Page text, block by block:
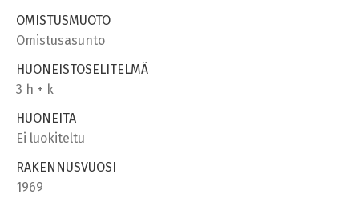
OMISTUSMUOTO
Omistusasunto
HUONEISTOSELITELMÄ
3 h + k
HUONEITA
Ei luokiteltu
RAKENNUSVUOSI
1969